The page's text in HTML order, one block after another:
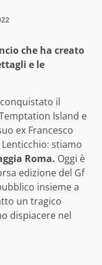
che ha creato
e le
il
Island e
ex Francesco
stiamo
Roma. Oggi è
edizione del Gf
insieme a
un tragico
dispiacere nel